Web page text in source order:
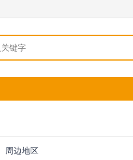
周边地区